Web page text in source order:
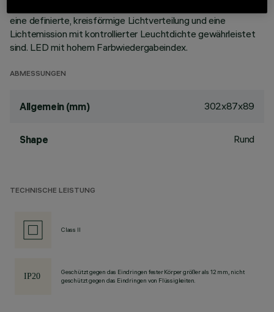
eine definierte, kreisförmige Lichtverteilung und eine
Lichtemission mit kontrollierter Leuchtdichte gewährleistet
sind. LED mit hohem Farbwiedergabeindex.
ABMESSUNGEN
Allgemein (mm) 302x87x89
Shape Rund
TECHNISCHE LEISTUNG
Class II
Geschützt gegen das Eindringen fester Körper größer als 12 mm, nicht
geschützt gegen das Eindringen von Flüssigkeiten.